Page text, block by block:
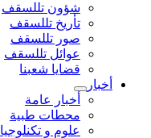
شؤون تللسقف
تأريخ تللسقف
صور تللسقف
عوائل تللسقف
قضايا شعبنا
أخبار
أخبار عامة
محطات طبية
علوم و تکنلوجیا